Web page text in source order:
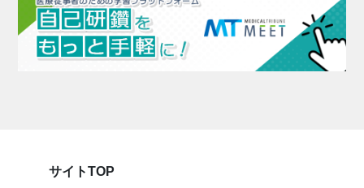
サイトTOP